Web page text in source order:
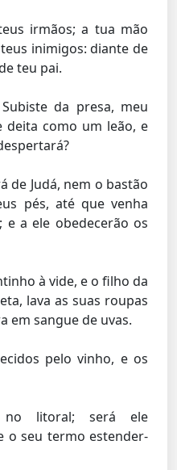
irmãos; a tua mão
inimigos: diante de
teu pai.
da presa, meu
deita como um leão, e
de Judá, nem o bastão
pés, até que venha
e a ele obedecerão os
à vide, e o filho da
lava as suas roupas
em sangue de uvas.
pelo vinho, e os
no litoral; será ele
o seu termo estender-